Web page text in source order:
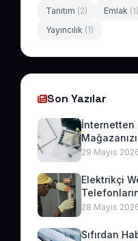
Tanıtım (2) Emlak (1)
Yayıncılık (1)
Son Yazılar
İnternetten
29 Mayıs
Elektrikçi
28 Mayıs
Sıfırdan